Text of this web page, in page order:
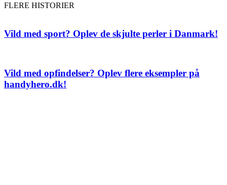
FLERE HISTORIER
Vild med sport? Oplev de skjulte perler i Danmark!
Vild med opfindelser? Oplev flere eksempler på
handyhero.dk!